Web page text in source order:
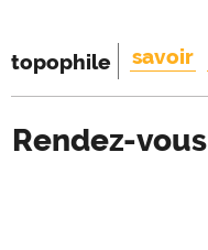
topophile savoir
Rendez-vous